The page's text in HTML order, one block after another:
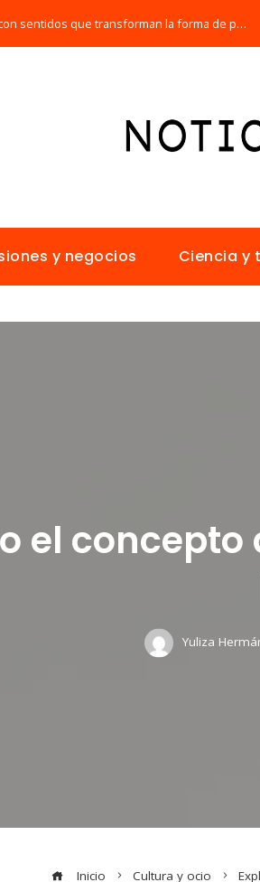
Los 10 animales con sentidos que transforman la forma de percibir el mundo
y negocios Ciencia y
el
Yuliza
Inicio Cultura y ocio